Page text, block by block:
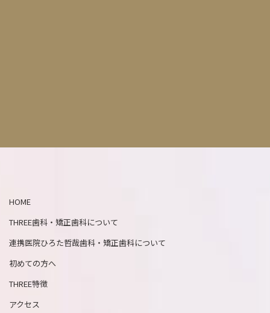
HOME
THREE歯科・矯正歯科について
連携医院ひろた哲哉歯科・矯正歯科について
初めての方へ
THREE特徴
アクセス